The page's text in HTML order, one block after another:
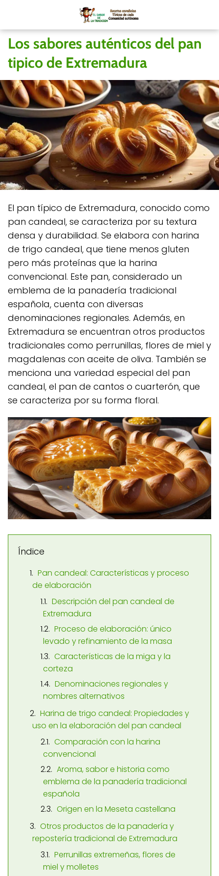
Los sabores auténticos del pan
tipico de Extremadura
El pan típico de Extremadura, conocido como
pan candeal, se caracteriza por su textura
densa y durabilidad. Se elabora con harina
de trigo candeal, que tiene menos gluten
pero más proteínas que la harina
convencional. Este pan, considerado un
emblema de la panadería tradicional
española, cuenta con diversas
denominaciones regionales. Además, en
Extremadura se encuentran otros productos
tradicionales como perrunillas, flores de miel y
magdalenas con aceite de oliva. También se
menciona una variedad especial del pan
candeal, el pan de cantos o cuarterón, que
se caracteriza por su forma floral.
Índice
Pan candeal: Características y proceso
de elaboración
Descripción del pan candeal de
Extremadura
Proceso de elaboración: único
levado y refinamiento de la masa
Características de la miga y la
corteza
Denominaciones regionales y
nombres alternativos
Harina de trigo candeal: Propiedades y
uso en la elaboración del pan candeal
Comparación con la harina
convencional
Aroma, sabor e historia como
emblema de la panadería tradicional
española
Origen en la Meseta castellana
Otros productos de la panadería y
repostería tradicional de Extremadura
Perrunillas extremeñas, flores de
miel y molletes